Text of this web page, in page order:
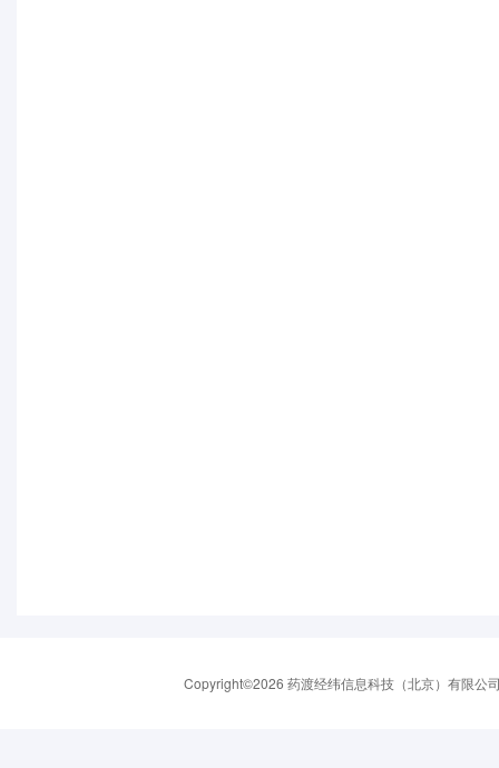
Copyright©2026 药渡经纬信息科技（北京）有限公